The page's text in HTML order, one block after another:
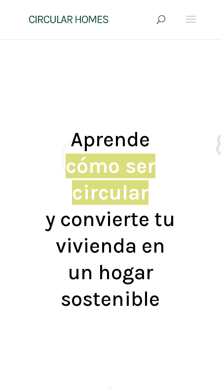
Aprende
cómo ser
circular
y convierte tu
vivienda en
un hogar
sostenible